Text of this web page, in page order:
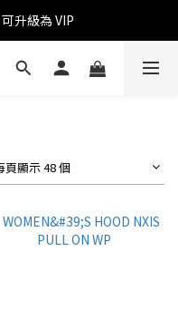
運費
升級為 VIP
9 折優惠
頁顯示 48 個